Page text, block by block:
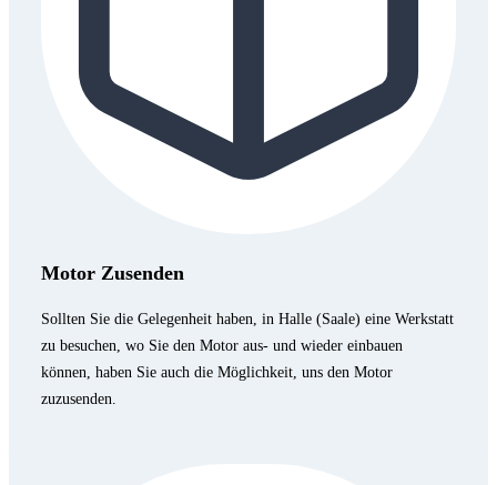
Motor Zusenden
Sollten Sie die Gelegenheit haben, in Halle (Saale) eine Werkstatt
zu besuchen, wo Sie den Motor aus- und wieder einbauen
können, haben Sie auch die Möglichkeit, uns den Motor
zuzusenden.